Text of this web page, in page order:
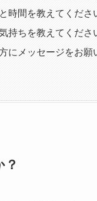
時間を教えてくださ
持ちを教えてくださ
にメッセージをお願